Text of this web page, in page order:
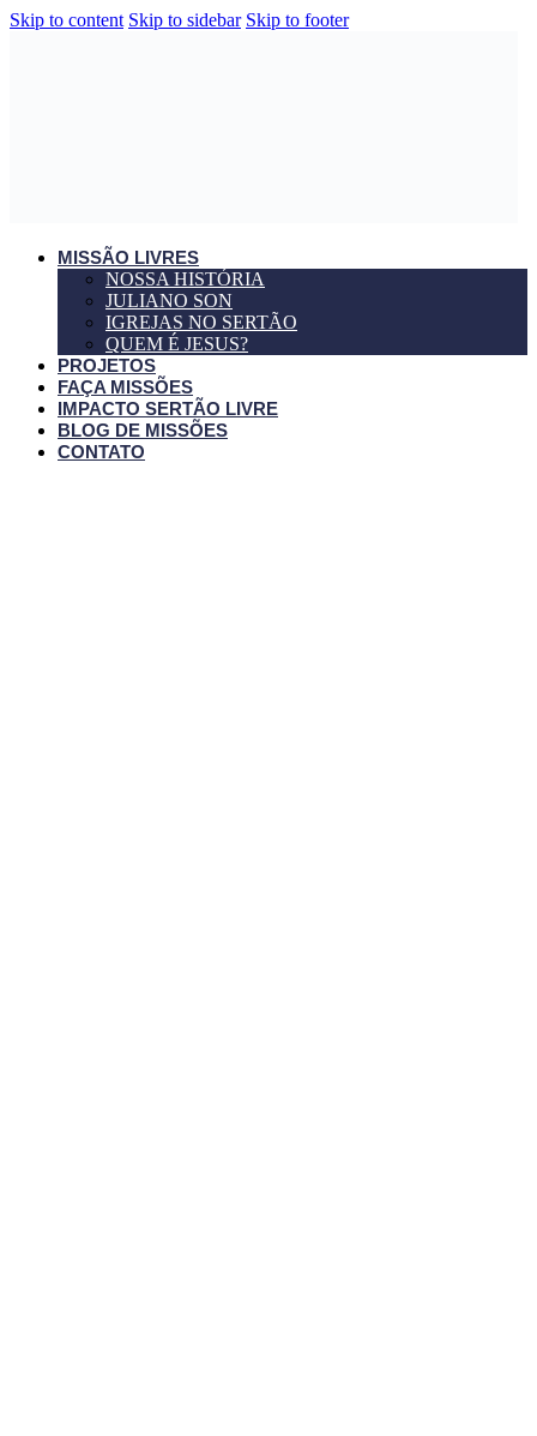
Skip to content Skip to sidebar Skip to footer
MISSÃO LIVRES
NOSSA HISTÓRIA
JULIANO SON
IGREJAS NO SERTÃO
QUEM É JESUS?
PROJETOS
FAÇA MISSÕES
IMPACTO SERTÃO LIVRE
BLOG DE MISSÕES
CONTATO